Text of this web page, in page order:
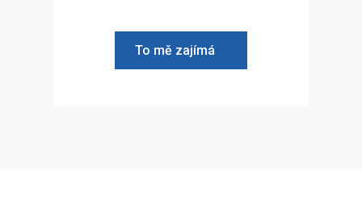
To mě zajímá